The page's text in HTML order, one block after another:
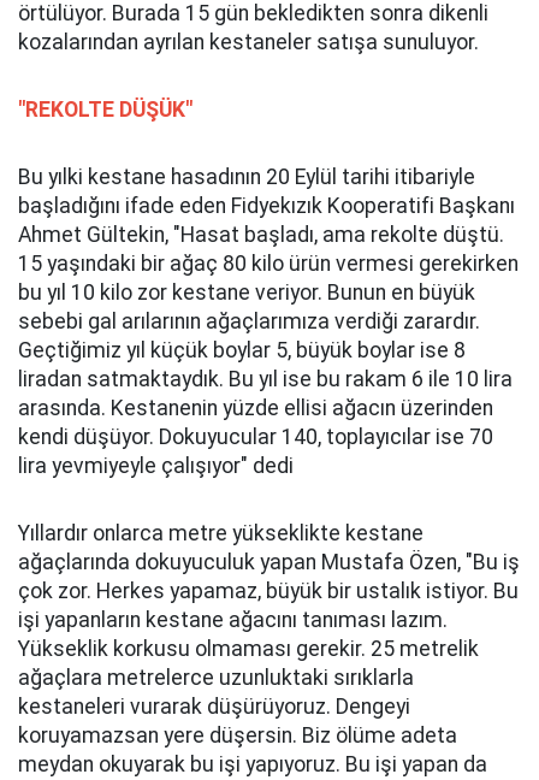
örtülüyor. Burada 15 gün bekledikten sonra dikenli
kozalarından ayrılan kestaneler satışa sunuluyor.
"REKOLTE DÜŞÜK"
Bu yılki kestane hasadının 20 Eylül tarihi itibariyle
başladığını ifade eden Fidyekızık Kooperatifi Başkanı
Ahmet Gültekin, "Hasat başladı, ama rekolte düştü.
15 yaşındaki bir ağaç 80 kilo ürün vermesi gerekirken
bu yıl 10 kilo zor kestane veriyor. Bunun en büyük
sebebi gal arılarının ağaçlarımıza verdiği zarardır.
Geçtiğimiz yıl küçük boylar 5, büyük boylar ise 8
liradan satmaktaydık. Bu yıl ise bu rakam 6 ile 10 lira
arasında. Kestanenin yüzde ellisi ağacın üzerinden
kendi düşüyor. Dokuyucular 140, toplayıcılar ise 70
lira yevmiyeyle çalışıyor" dedi
Yıllardır onlarca metre yükseklikte kestane
ağaçlarında dokuyuculuk yapan Mustafa Özen, "Bu iş
çok zor. Herkes yapamaz, büyük bir ustalık istiyor. Bu
işi yapanların kestane ağacını tanıması lazım.
Yükseklik korkusu olmaması gerekir. 25 metrelik
ağaçlara metrelerce uzunluktaki sırıklarla
kestaneleri vurarak düşürüyoruz. Dengeyi
koruyamazsan yere düşersin. Biz ölüme adeta
meydan okuyarak bu işi yapıyoruz. Bu işi yapan da